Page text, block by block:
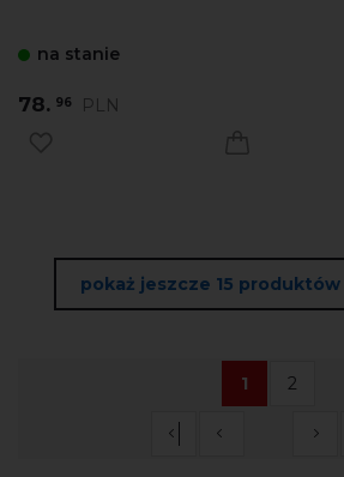
na stanie
78. 96 PLN
pokaż jeszcze 15
1 2